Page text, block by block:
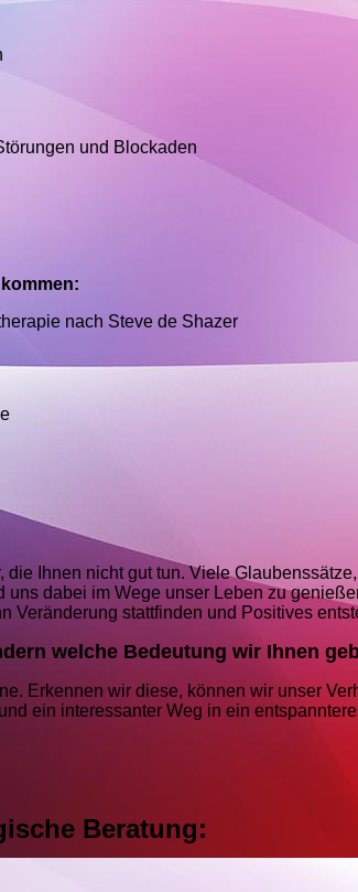
und Blockaden
nach Steve de Shazer
Ihnen nicht gut tun. Viele
dabei im Wege unser Leben zu
Veränderung stattfinden und Positives
welche Bedeutung wir Ihnen
Erkennen wir diese, können wir unser
ein interessanter Weg in ein
Beratung: